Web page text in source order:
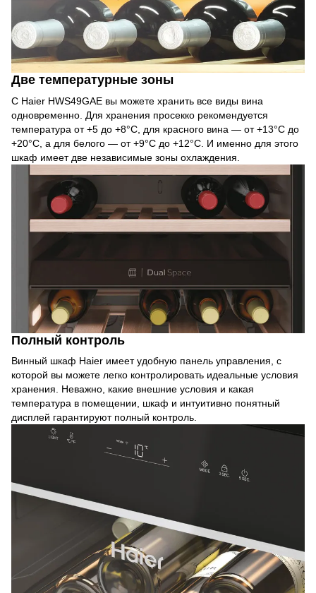
Две температурные зоны
С Haier HWS49GAE вы можете хранить все виды вина
одновременно. Для хранения просекко рекомендуется
температура от +5 до +8°C, для красного вина — от +13°C до
+20°C, а для белого — от +9°C до +12°C. И именно для этого
шкаф имеет две независимые зоны охлаждения.
Полный контроль
Винный шкаф Haier имеет удобную панель управления, с
которой вы можете легко контролировать идеальные условия
хранения. Неважно, какие внешние условия и какая
температура в помещении, шкаф и интуитивно понятный
дисплей гарантируют полный контроль.